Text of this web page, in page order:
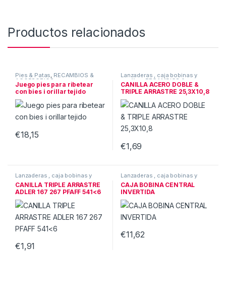
Productos relacionados
Pies & Patas, RECAMBIOS &
ACCESORIOS
Juego pies para ribetear
con bies i orillar tejido
€18,15
Lanzaderas , caja bobinas y
canillas ,RECAMBIOS &
ACCESORIOS
CANILLA ACERO DOBLE &
TRIPLE ARRASTRE 25,3X10,8
€1,69
Lanzaderas , caja bobinas y
canillas ,RECAMBIOS &
ACCESORIOS
CANILLA TRIPLE ARRASTRE
ADLER 167 267 PFAFF 541<6
€1,91
Lanzaderas , caja bobinas y
canillas,RECAMBIOS &
ACCESORIOS
CAJA BOBINA CENTRAL
INVERTIDA
€11,62